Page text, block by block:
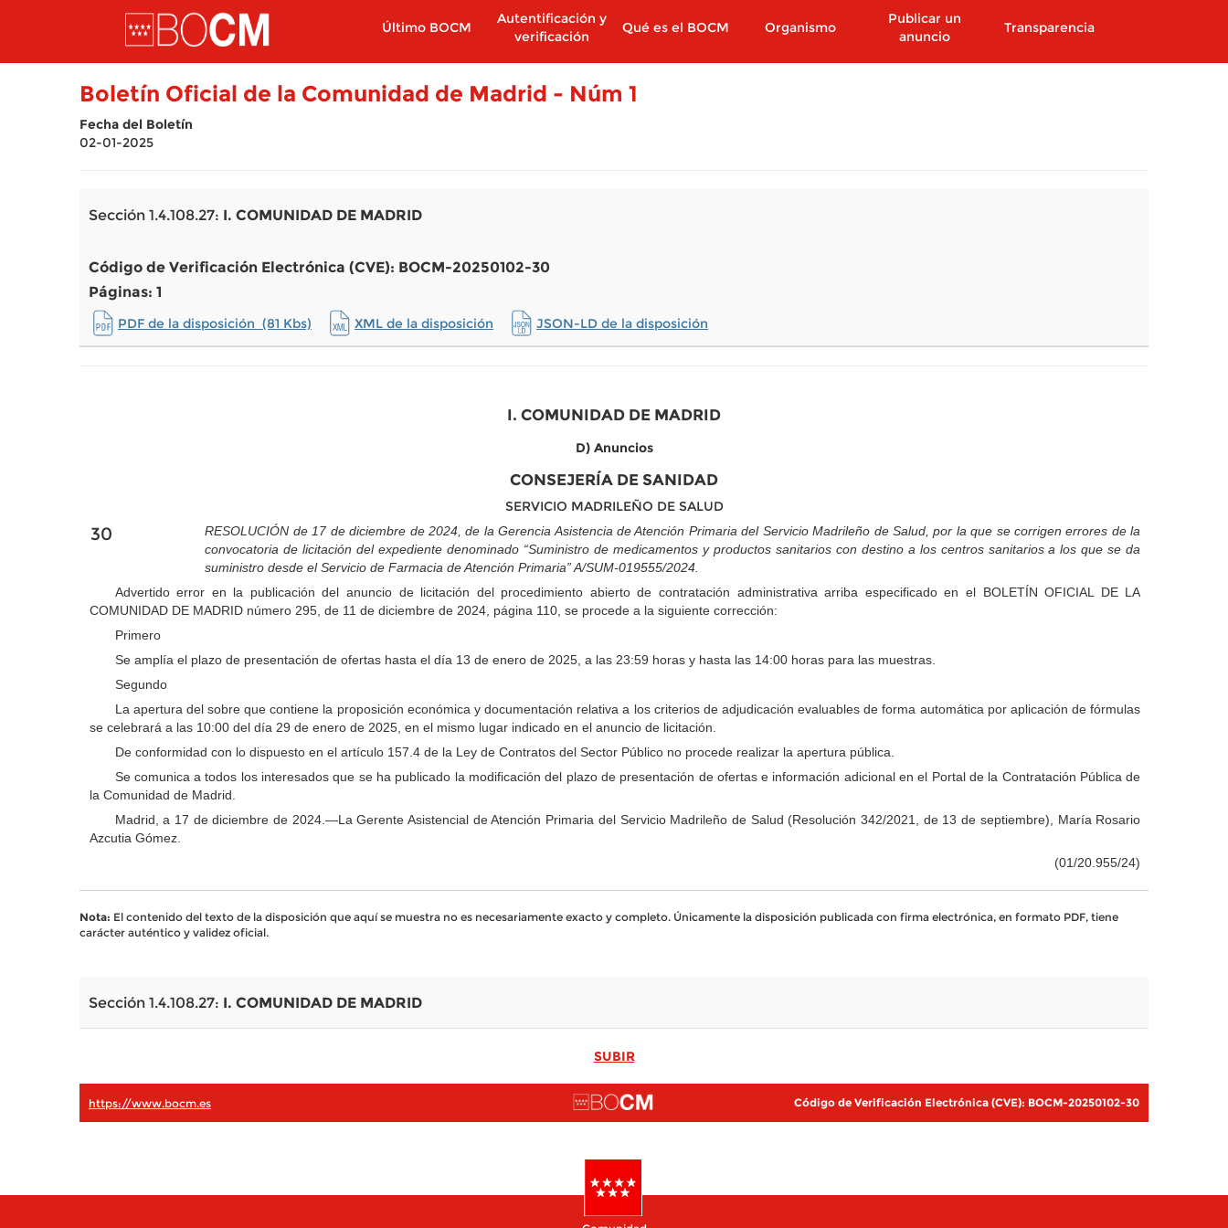
Pasar al contenido principal
Último BOCM
Autentificación y
verificación
Qué es el BOCM Organismo
Publicar un
anuncio
Transparencia
Boletín Oficial de la Comunidad de Madrid - Núm 1
Fecha del Boletín
02-01-2025
Sección 1.4.108.27: I. COMUNIDAD DE MADRID
Código de Verificación Electrónica (CVE): BOCM-20250102-30
Páginas: 1
PDF de la disposición (81 Kbs) XML de la disposición JSON-LD de la disposición
I. COMUNIDAD DE MADRID
D) Anuncios
CONSEJERÍA DE SANIDAD
SERVICIO MADRILEÑO DE SALUD
30
RESOLUCIÓN de 17 de diciembre de 2024, de la Gerencia Asistencia de Atención Primaria del Servicio Madrileño de Salud, por la que se corrigen errores de la
convocatoria de licitación del expediente denominado “Suministro de medicamentos y productos sanitarios con destino a los centros sanitarios a los que se da
suministro desde el Servicio de Farmacia de Atención Primaria” A/SUM-019555/2024.
Advertido error en la publicación del anuncio de licitación del procedimiento abierto de contratación administrativa arriba especificado en el BOLETÍN OFICIAL DE LA
COMUNIDAD DE MADRID número 295, de 11 de diciembre de 2024, página 110, se procede a la siguiente corrección:
Primero
Se amplía el plazo de presentación de ofertas hasta el día 13 de enero de 2025, a las 23:59 horas y hasta las 14:00 horas para las muestras.
Segundo
La apertura del sobre que contiene la proposición económica y documentación relativa a los criterios de adjudicación evaluables de forma automática por aplicación de fórmulas
se celebrará a las 10:00 del día 29 de enero de 2025, en el mismo lugar indicado en el anuncio de licitación.
De conformidad con lo dispuesto en el artículo 157.4 de la Ley de Contratos del Sector Público no procede realizar la apertura pública.
Se comunica a todos los interesados que se ha publicado la modificación del plazo de presentación de ofertas e información adicional en el Portal de la Contratación Pública de
la Comunidad de Madrid.
Madrid, a 17 de diciembre de 2024.—La Gerente Asistencial de Atención Primaria del Servicio Madrileño de Salud (Resolución 342/2021, de 13 de septiembre), María Rosario
Azcutia Gómez.
(01/20.955/24)
Nota: El contenido del texto de la disposición que aquí se muestra no es necesariamente exacto y completo. Únicamente la disposición publicada con firma electrónica, en formato PDF, tiene
carácter auténtico y validez oficial.
Sección 1.4.108.27: I. COMUNIDAD DE MADRID
SUBIR
https://www.bocm.es Código de Verificación Electrónica (CVE): BOCM-20250102-30